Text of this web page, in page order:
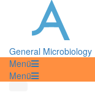
General Microbiology
Menü
Menü